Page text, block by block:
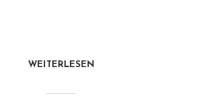
WEITERLESEN